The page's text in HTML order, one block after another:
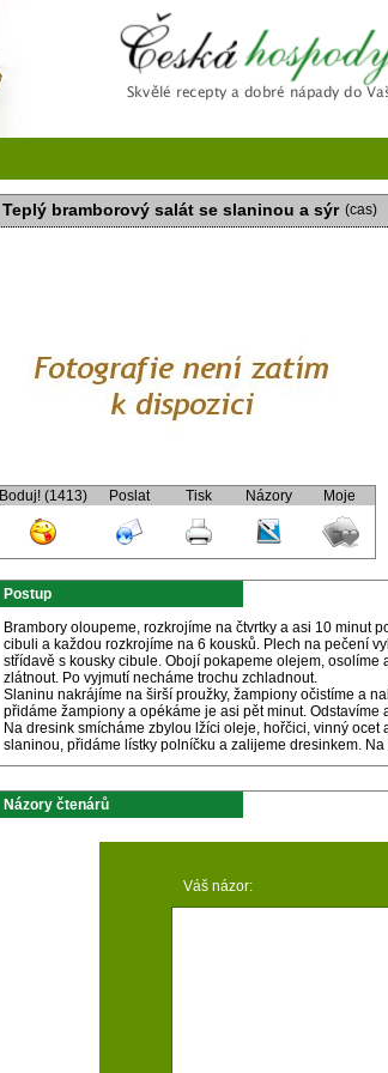
Česká
Teplý bramborový salát se slaninou a sýr (cas)
Boduj! (1413) Poslat Tisk Názory Moje
Postup
Brambory oloupeme, rozkrojíme na čtvrtky a asi 10 minut
cibuli a každou rozkrojíme na 6 kousků. Plech na pečení
střídavě s kousky cibule. Obojí pokapeme olejem,
zlátnout. Po vyjmutí necháme trochu zchladnout.
Slaninu nakrájíme na širší proužky, žampiony očistíme a
přidáme žampiony a opékáme je asi pět minut. Odstavíme
Na dresink smícháme zbylou lžíci oleje, hořčici, vinný
slaninou, přidáme lístky polníčku a zalijeme dresinkem.
Názory čtenárů
Váš názor: